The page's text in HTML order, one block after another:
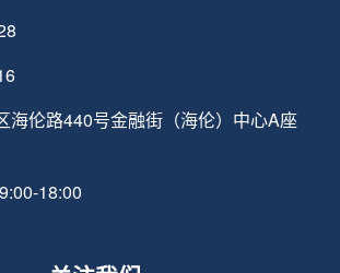
海伦路440号金融街（海伦）中心A座
18:00